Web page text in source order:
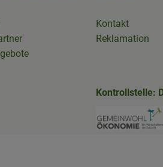
Kontakt
Reklamation
GruenlandDerBioladen
bioladen.salzwedel/
salzwedel.de/ueber-
www.oekokiste.de/
Kontrollstelle: